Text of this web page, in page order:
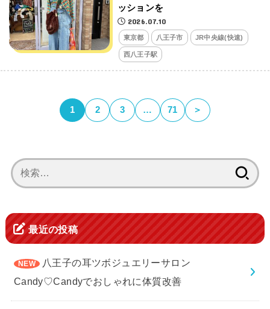
ッションを
2026.07.10
東京都 八王子市 JR中央線(快速)
西八王子駅
1 2 3 … 71 ＞
索:
最近の投稿
八王子の耳ツボジュエリーサロン
Candy♡Candyでおしゃれに体質改善